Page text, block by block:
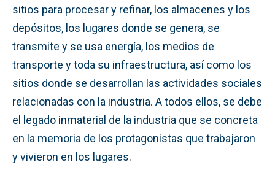
sitios para procesar y refinar, los almacenes y los
depósitos, los lugares donde se genera, se
transmite y se usa energía, los medios de
transporte y toda su infraestructura, así como los
sitios donde se desarrollan las actividades sociales
relacionadas con la industria. A todos ellos, se debe
el legado inmaterial de la industria que se concreta
en la memoria de los protagonistas que trabajaron
y vivieron en los lugares.